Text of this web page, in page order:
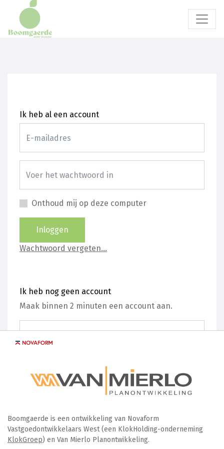
Ik heb al een account
Onthoud mij op deze computer
Wachtwoord vergeten...
Ik heb nog geen account
Maak binnen 2 minuten een account aan.
Alle info op één plek.
Beheer je eigen gegevens.
Boomgaerde is een ontwikkeling van Novaform
Vastgoedontwikkelaars West (een KlokHolding-onderneming
KlokGroep) en Van Mierlo Planontwikkeling.